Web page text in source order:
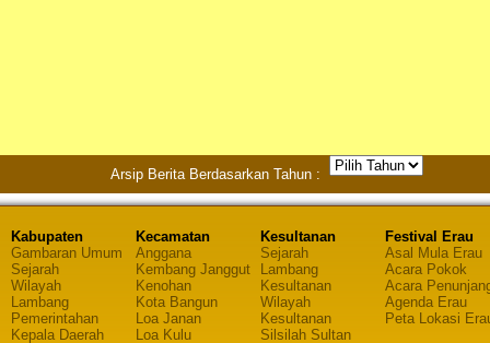
Arsip Berita Berdasarkan Tahun :
Kabupaten
Gambaran Umum
Sejarah
Wilayah
Lambang
Pemerintahan
Kepala Daerah
Kecamatan
Anggana
Kembang Janggut
Kenohan
Kota Bangun
Loa Janan
Loa Kulu
Kesultanan
Sejarah
Lambang
Kesultanan
Wilayah
Kesultanan
Silsilah Sultan
Festival Erau
Asal Mula Erau
Acara Pokok
Acara
Agenda Erau
Peta Lokasi